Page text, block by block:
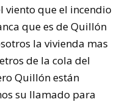
viento que el incendio
que es de Quillón
la vivienda mas
de la cola del
Quillón están
su llamado para